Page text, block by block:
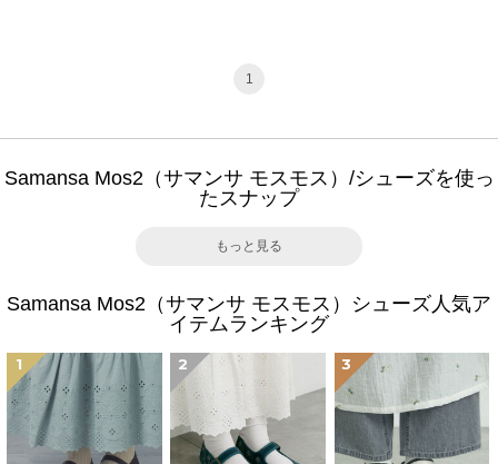
1
Samansa Mos2（サマンサ モスモス）/シューズを使っ
たスナップ
もっと見る
Samansa Mos2（サマンサ モスモス）シューズ人気ア
イテムランキング
1 2 3